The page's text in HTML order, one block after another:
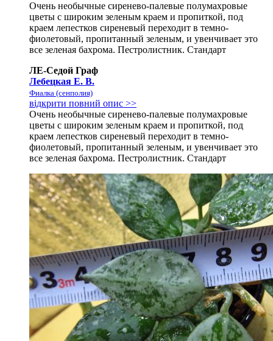
Очень необычные сиренево-палевые полумахровые
цветы с широким зеленым краем и пропиткой, под
краем лепестков сиреневый переходит в темно-
фиолетовый, пропитанный зеленым, и увенчивает это
все зеленая бахрома. Пестролистник. Стандарт
ЛЕ-Седой Граф
Лебецкая Е. В.
Фиалка (сенполия)
відкрити повний опис >>
Очень необычные сиренево-палевые полумахровые
цветы с широким зеленым краем и пропиткой, под
краем лепестков сиреневый переходит в темно-
фиолетовый, пропитанный зеленым, и увенчивает это
все зеленая бахрома. Пестролистник. Стандарт